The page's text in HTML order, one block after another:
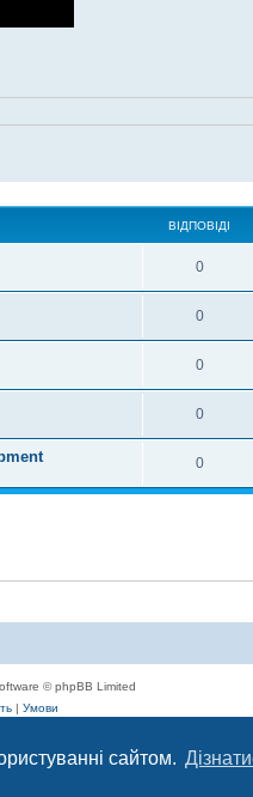
сайтом.
ВІДПОВІДІ
0
0
0
0
0
© phpBB Limited
| Умови